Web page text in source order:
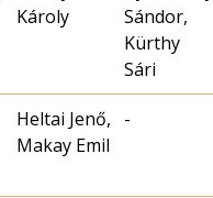
Károly
Sándor,
Kürthy
Sári
Heltai Jenő,
Makay Emil
-